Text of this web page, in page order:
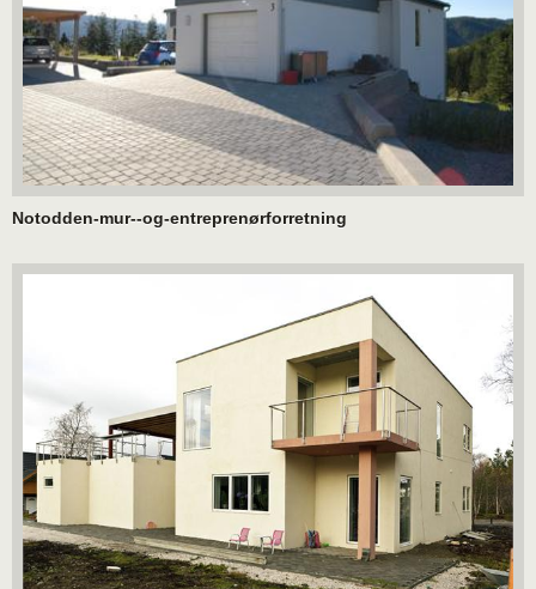
Notodden-mur--og-entreprenørforretning